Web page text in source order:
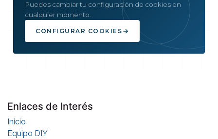
Puedes cambiar tu configuración de cookies en
cualquier momento.
CONFIGURAR COOKIES
Enlaces de Interés
Inicio
Equipo DIY